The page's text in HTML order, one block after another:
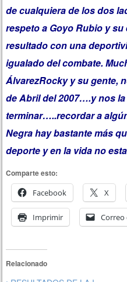
de cualquiera de los dos
respeto a Goyo Rubio y su
resultado con una
igualado del combate.
ÁlvarezRockyy su gente,
de Abril del 2007….y nos
terminar…..recordar a
Negra hay bastante más
deporte y en la vida no
Comparte esto:
Facebook
X
Imprimir Correo
Relacionado